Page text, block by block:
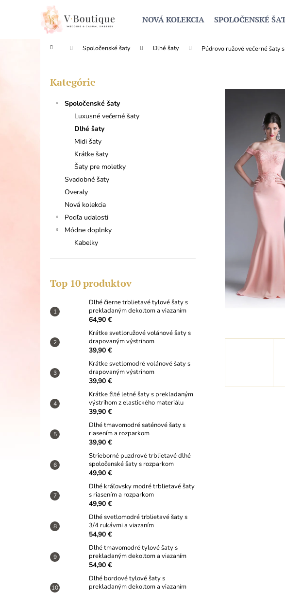
NOVÁ KOLEKCIA SPOLOČENSKÉ
Domov Spoločenské šaty Dlhé šaty Púdrovo ružové večerné šaty
Preskočiť
kategórie
Kategórie
Spoločenské šaty
Luxusné večerné šaty
Dlhé šaty
Midi šaty
Krátke šaty
Šaty pre moletky
Svadobné šaty
Overaly
Nová kolekcia
Podľa udalosti
Módne doplnky
Kabelky
Top 10 produktov
Dlhé čierne trblietavé tylové šaty s
prekladaným dekoltom a viazaním
64,90 €
Krátke svetloružové volánové šaty s
drapovaným výstrihom
39,90 €
Krátke svetlomodré volánové šaty s
drapovaným výstrihom
39,90 €
Krátke žlté letné šaty s prekladaným
výstrihom z elastického materiálu
39,90 €
Dlhé tmavomodré saténové šaty s
riasením a rozparkom
39,90 €
Strieborné puzdrové trblietavé dlhé
spoločenské šaty s rozparkom
49,90 €
Dlhé kráľovsky modré trblietavé šaty
s riasením a rozparkom
49,90 €
Dlhé svetlomodré trblietavé šaty s
3/4 rukávmi a viazaním
54,90 €
Dlhé tmavomodré tylové šaty s
prekladaným dekoltom a viazaním
54,90 €
Dlhé bordové tylové šaty s
prekladaným dekoltom a viazaním
Späť
Späť
Čo
DLHÉ ČIERNE TRBLIETAVÉ TYLOVÉ
ŠATY S PREKLADANÝM DEKOLTOM A
KRÁTKE
ŠATY S